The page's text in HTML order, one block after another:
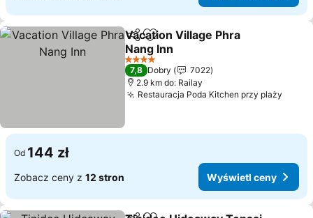
UdostępnijDodaj do ulubionych
Vacation Village Phra
Nang Inn
Wyświetl ceny
4 Kategoria
7,8 Dobry
7022
2.9 km do: Railay
Restauracja Poda Kitchen przy plaży
Od 144 zł
Zobacz ceny z 12 stron Wyświetl ceny